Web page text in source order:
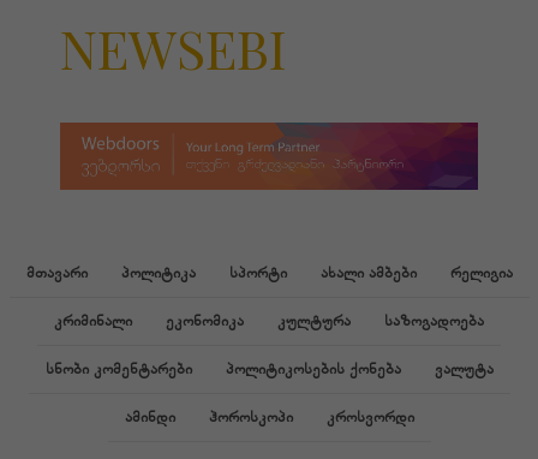
NEWSEBI
მთავარი პოლიტიკა სპორტი ახალი ამბები რელიგია
კრიმინალი ეკონომიკა კულტურა საზოგადოება
სნობი კომენტარები პოლიტიკოსების ქონება ვალუტა
ამინდი ჰოროსკოპი კროსვორდი